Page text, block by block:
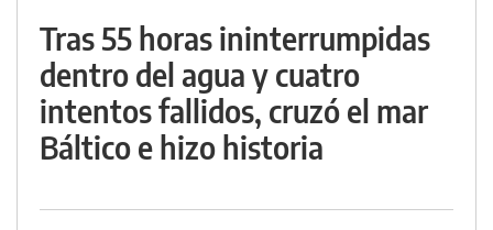
Tras 55 horas ininterrumpidas
dentro del agua y cuatro
intentos fallidos, cruzó el mar
Báltico e hizo historia